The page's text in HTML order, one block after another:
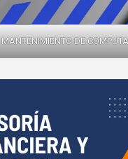
MANTENIMIENTO DE